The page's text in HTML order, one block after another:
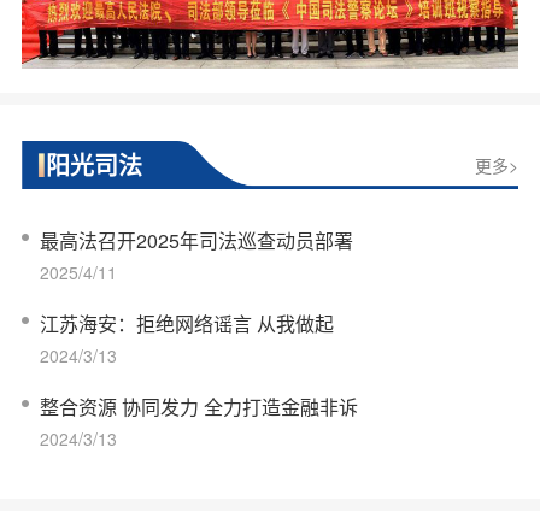
阳光司法 更多>
最高法召开2025年司法巡查动员部署
2025/4/11
江苏海安：拒绝网络谣言 从我做起
2024/3/13
整合资源 协同发力 全力打造金融非诉
2024/3/13